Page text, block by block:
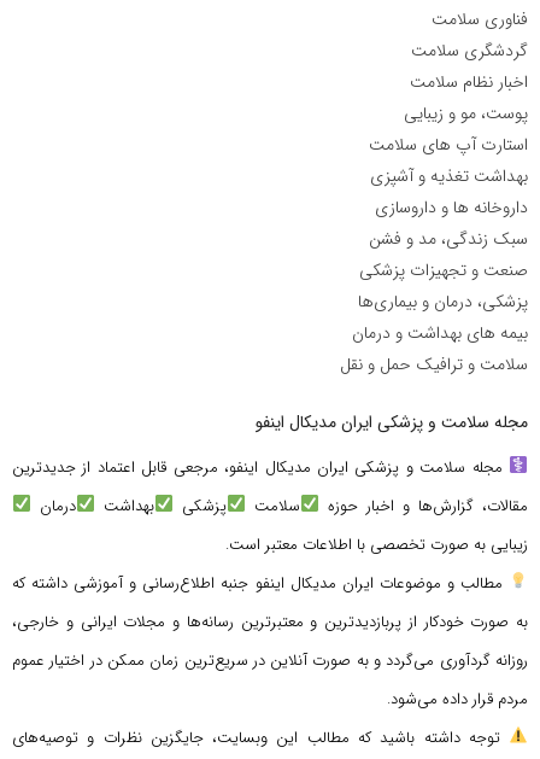
فناوری سلامت
گردشگری سلامت
اخبار نظام سلامت
پوست، مو و زیبایی
استارت آپ های سلامت
بهداشت تغذیه و آشپزی
داروخانه ها و داروسازی
سبک زندگی، مد و فشن
صنعت و تجهیزات پزشکی
پزشکی، درمان و بیماری‌ها
بیمه های بهداشت و درمان
سلامت و ترافیک حمل و نقل
مجله سلامت و پزشکی ایران مدیکال اینفو
مجله سلامت و پزشکی ایران مدیکال اینفو، مرجعی قابل اعتماد از جدیدترین
مقالات، گزارش‌ها و اخبار حوزه
سلامت پزشکی بهداشت
درمان
زیبایی به صورت تخصصی با اطلاعات معتبر است.
مطالب و موضوعات ایران مدیکال اینفو جنبه اطلاع‌رسانی و آموزشی داشته که
به صورت خودکار از پربازدیدترین و معتبرترین رسانه‌ها و مجلات ایرانی و خارجی،
روزانه گردآوری می‌گردد و به صورت آنلاین در سریع‌ترین زمان ممکن در اختیار عموم
مردم قرار داده می‌شود.
توجه داشته باشید که مطالب این وبسایت، جایگزین نظرات و توصیه‌های